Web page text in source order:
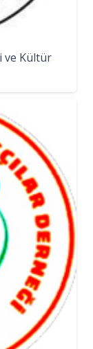
ve Kültür